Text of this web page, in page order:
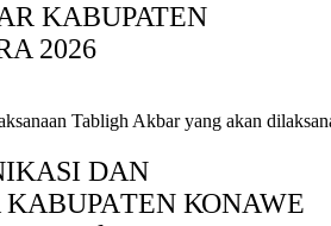
KABUPATEN
2026
Tabligh Akbar yang akan
DAN
KABUPAΤΕΝ ΚΟNAWE